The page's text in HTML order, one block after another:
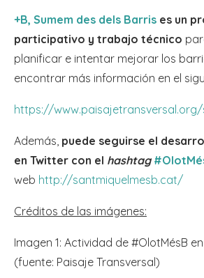
+B, Sumem des dels Barris es un
participativo y trabajo técnico
planificar e intentar mejorar los
encontrar más información en el
https://www.paisajetransversal.org/
Además, puede seguirse el
en Twitter con el hashtag
web http://santmiquelmesb.cat/
Créditos de las imágenes:
Imagen 1: Actividad de #OlotMésB
(fuente: Paisaje Transversal)